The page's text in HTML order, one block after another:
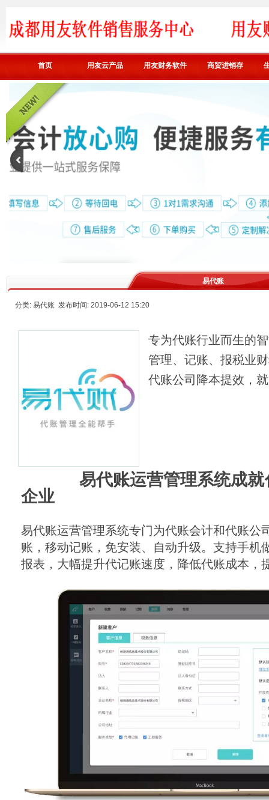
首页 用友云产品 用友财务软件 商贸进销存
易代账
分类: 易代账 发布时间: 2019-06-12 15:20
专为代账行业而生的
管理、记账、报税业
代账公司降本提效，
易代账运营管理系统成就
企业
易代账运营管理系统专门为代账会计和代账公
账，移动记账，免安装、自动升级。支持手机
报表，大幅提升代记账速度，降低代账成本，